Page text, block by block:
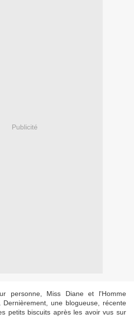
Publicité
personne, Miss Diane et l'Homme
une blogueuse, récente
petits biscuits après les avoir vus sur